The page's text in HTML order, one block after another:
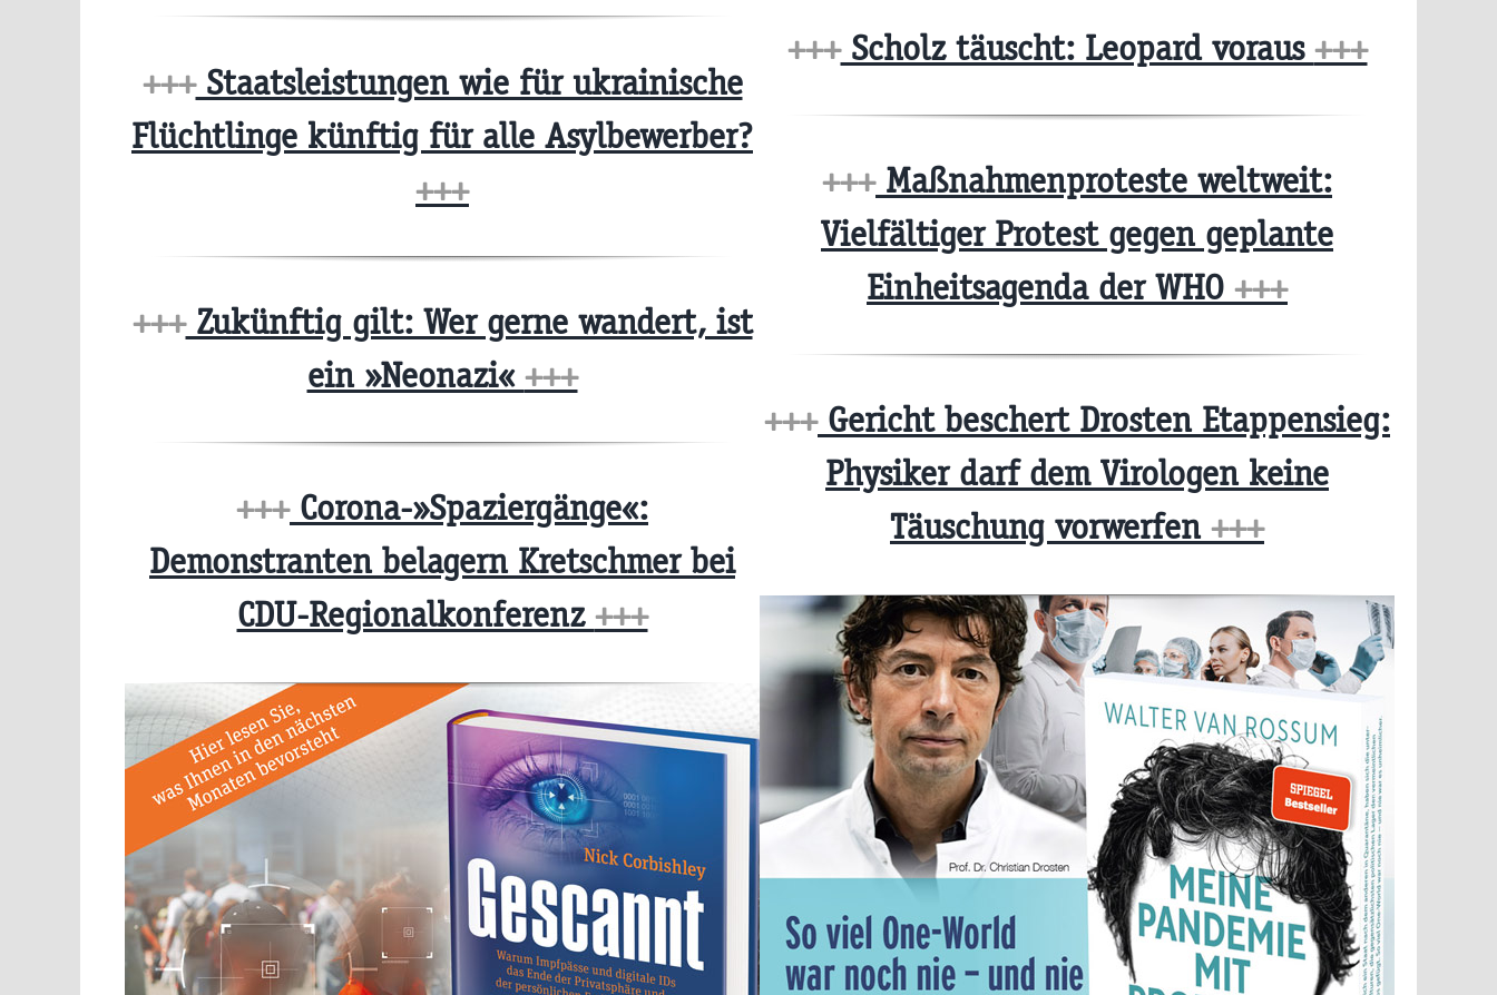
+++Staatsleistungen wie für ukrainische
Flüchtlinge künftig für alle Asylbewerber?
+++
+++Zukünftig gilt: Wer gerne wandert, ist
ein »Neonazi« +++
+++Corona-»Spaziergänge«:
Demonstranten belagern Kretschmer bei
CDU-Regionalkonferenz +++
+++Scholz täuscht: Leopard voraus +++
+++Maßnahmenproteste weltweit:
Vielfältiger Protest gegen geplante
Einheitsagenda der WHO +++
+++Gericht beschert Drosten Etappensieg:
Physiker darf dem Virologen keine
Täuschung vorwerfen +++